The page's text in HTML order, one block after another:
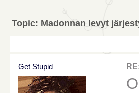
Topic: Madonnan levyt
Get Stupid